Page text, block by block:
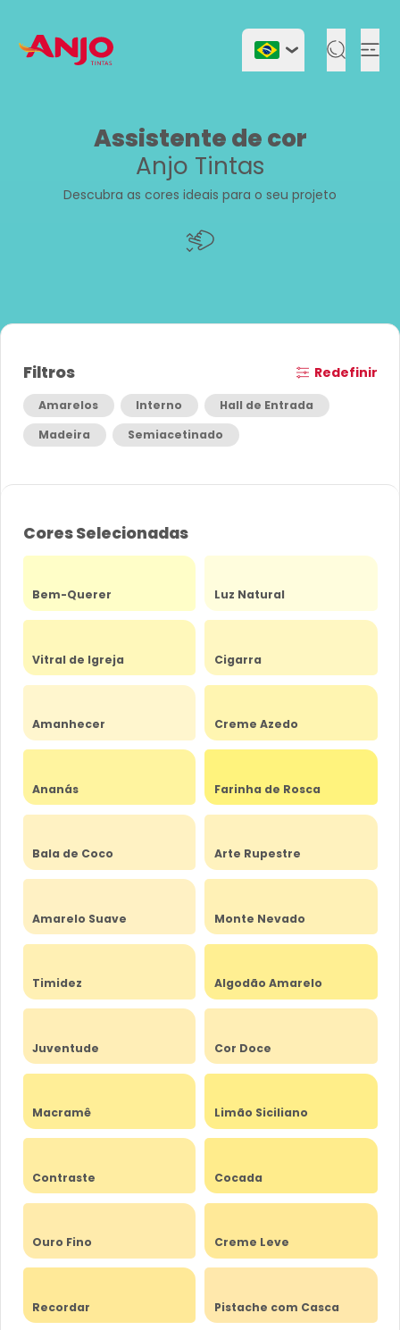
Assistente de cor
Anjo Tintas
Descubra as cores ideais para o seu projeto
Filtros Redefinir
Amarelos Interno
Hall de Entrada
Madeira
Semiacetinado
Cores Selecionadas
Bem-Querer Luz Natural
Vitral de Igreja Cigarra
Amanhecer Creme Azedo
Ananás Farinha de Rosca
Bala de Coco Arte Rupestre
Amarelo Suave Monte Nevado
Timidez Algodão Amarelo
Juventude Cor Doce
Macramê Limão Siciliano
Contraste Cocada
Ouro Fino Creme Leve
Recordar Pistache com Casca